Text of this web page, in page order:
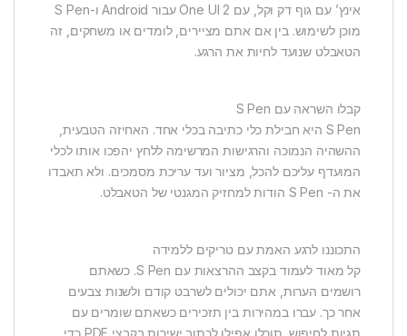
אינץ’ עם גוף דק וקל, עם One UI 2 עבור Android ו-S Pen
מוכן לשימוש. בין אם אתם מציירים, לומדים או משחקים, זה
הטאבלט שנועד לחיות את הרגע.
קבלו השראה עם S Pen
S Pen היא חבילת כלי כתיבה בכלי אחד. האחיזה הטבעית,
ההשהיה הנמוכה והרגישות המרשימה ללחץ יהפכו אותו לכלי
המועדף עליכם להכל, מציור ועד עריכת מסמכים. ולא תאבדו
את ה- S Pen הודות למחזיק המגנטי של הטאבלט.
התכוננו לרגע האמת עם טריקים ללמידה
קל מאוד לעמוד בקצב ההרצאות עם S Pen. כשאתם
רושמים הערות, אתם יכולים לשרבט קודם ולשנות צבעים
אחר כך. עברו במהירות בין תזכירים כשאתם שומרים עם
תגיות לחיפוש. תוכלו אפילו לכתוב ישירות בקבצי PDF כדי